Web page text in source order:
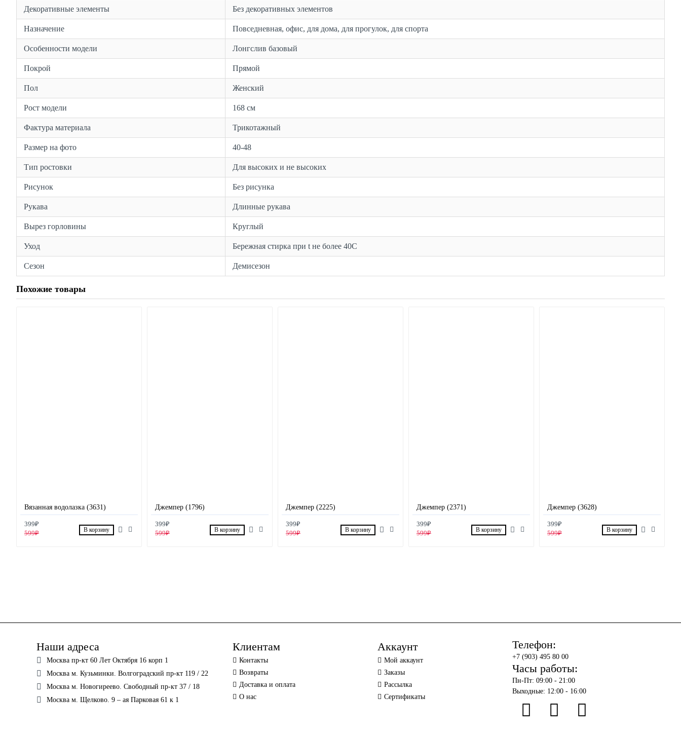
Декоративные элементы Без декоративных элементов
Назначение Повседневная, офис, для дома, для прогулок, для спорта
Особенности модели Лонгслив базовый
Покрой Прямой
Пол Женский
Рост модели 168 см
Фактура материала Трикотажный
Размер на фото 40-48
Тип ростовки Для высоких и не высоких
Рисунок Без рисунка
Рукава Длинные рукава
Вырез горловины Круглый
Уход Бережная стирка при t не более 40С
Сезон Демисезон
Похожие товары
Вязанная водолазка (3631)
399₽
599₽
В корзину
Джемпер (1796)
399₽
599₽
В корзину
Джемпер (2225)
399₽
599₽
В корзину
Джемпер (2371)
399₽
599₽
В корзину
Джемпер (3628)
399₽
599₽
В корзину
Наши адреса
Москва пр-кт 60 Лет Октября 16 корп 1
Москва м. Кузьминки. Волгоградский пр-кт 119 / 22
Москва м. Новогиреево. Свободный пр-кт 37 / 18
Москва м. Щелково. 9 – ая Парковая 61 к 1
Клиентам
Контакты
Возвраты
Доставка и оплата
О нас
Аккаунт
Мой аккаунт
Заказы
Рассылка
Сертификаты
Телефон:
+7 (903) 495 80 00
Часы работы:
Пн-Пт: 09:00 - 21:00
Выходные: 12:00 - 16:00